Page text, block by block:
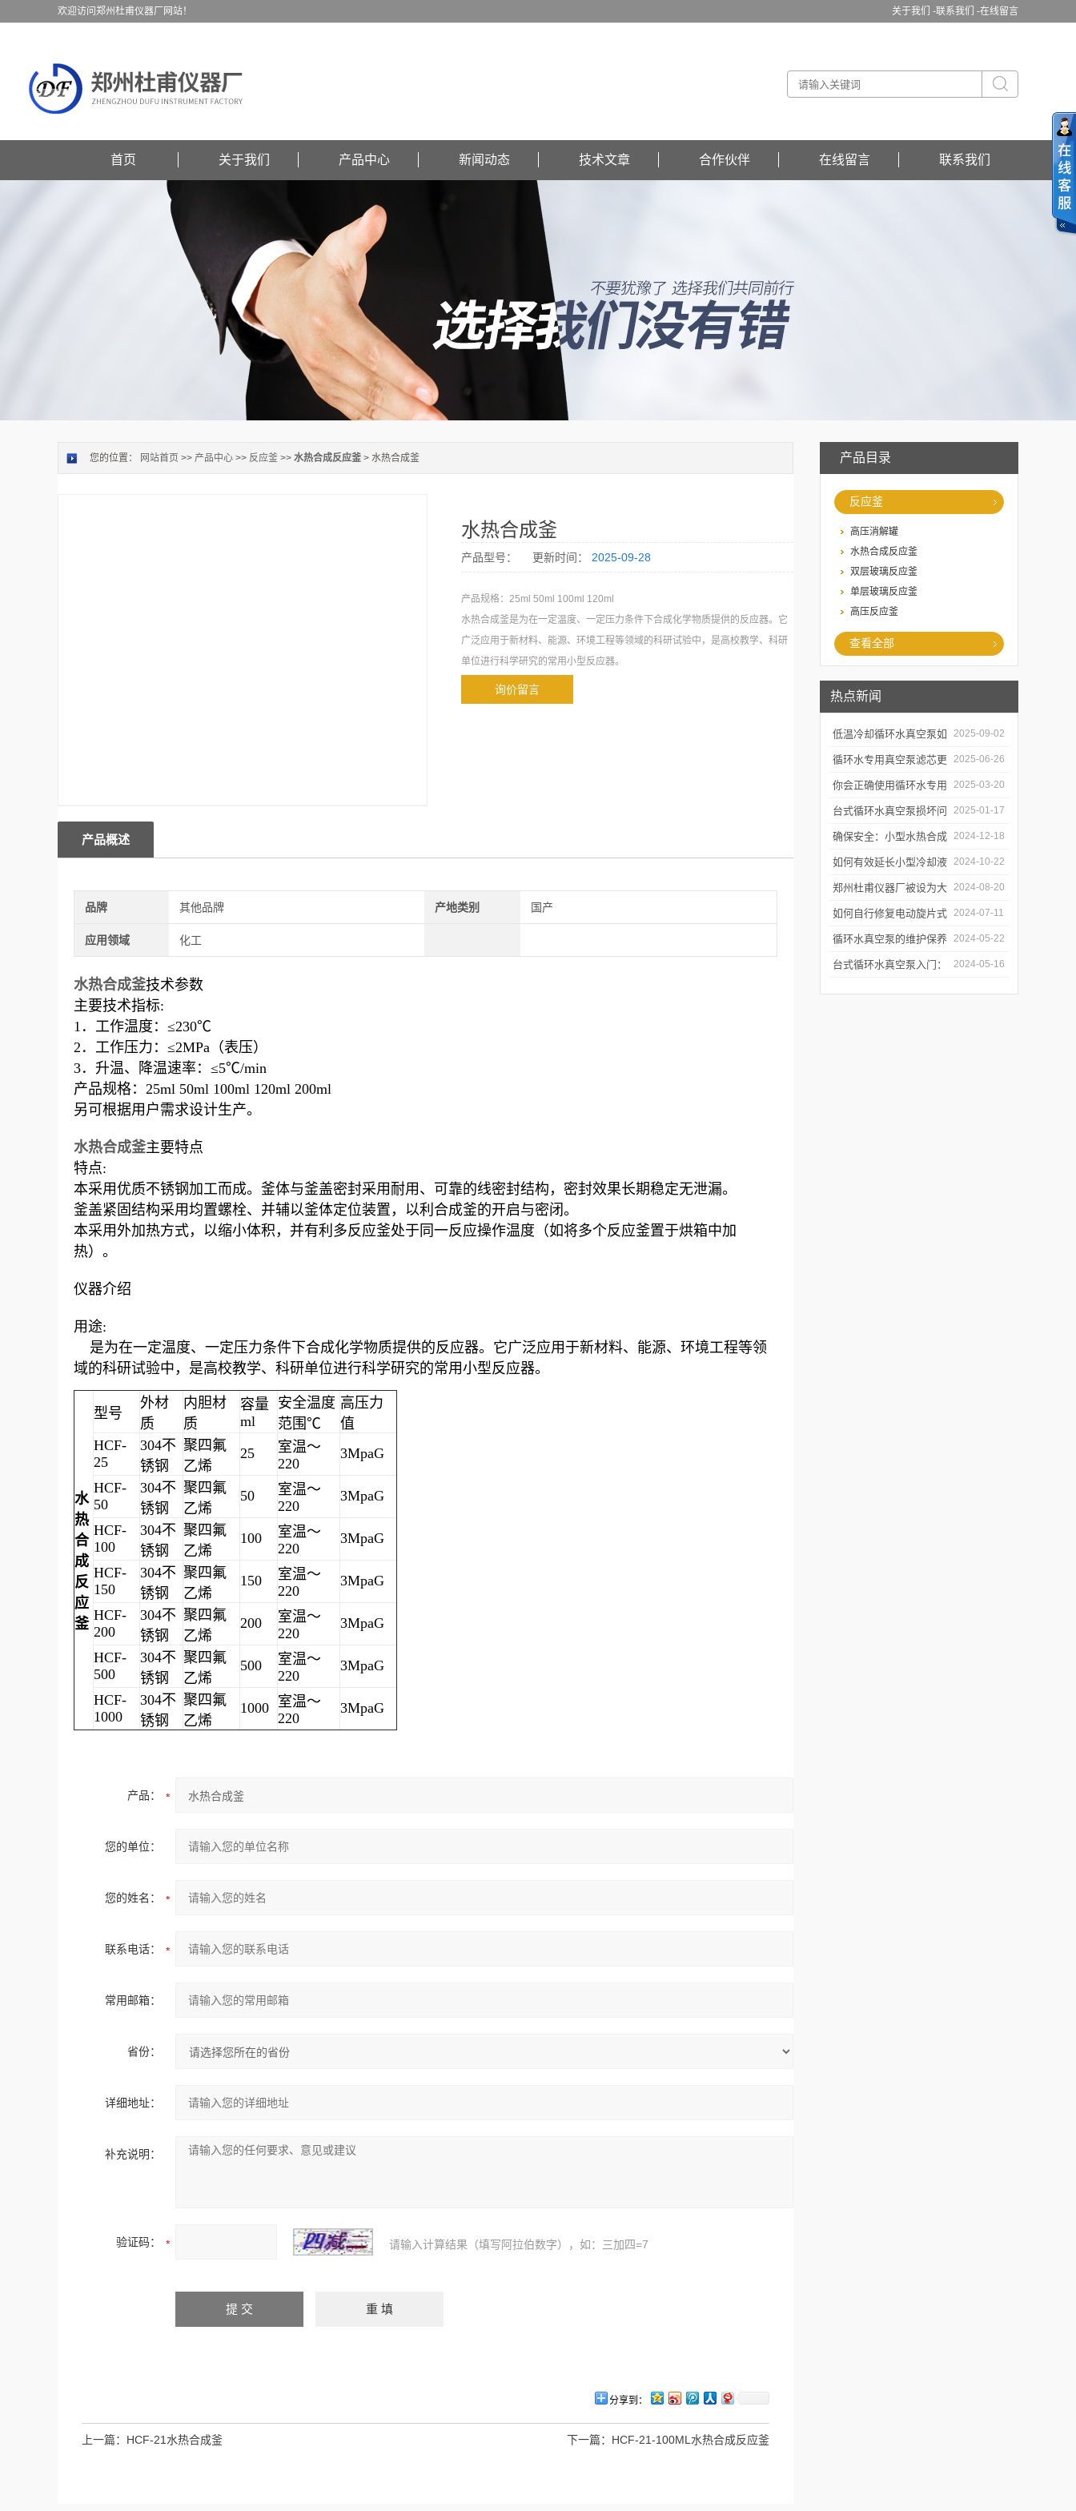
关于我们 -联系我们 -在线留言
欢迎访问郑州杜甫仪器厂网站！
首页 关于我们 产品中心 新闻动态 技术文章 合作伙伴 在线留言 联系我们
产品目录
反应釜
高压消解罐
水热合成反应釜
双层玻璃反应釜
单层玻璃反应釜
高压反应釜
查看全部
热点新闻
低温冷却循环水真空泵如
何提升制冷与真空效率？
2025-09-02
循环水专用真空泵滤芯更
换周期：基于水质污染度
的判断方法
2025-06-26
你会正确使用循环水专用
真空泵吗？
2025-03-20
台式循环水真空泵损坏问
题诊断与预防措施
2025-01-17
确保安全：小型水热合成
反应釜的操作与维护建议
2024-12-18
如何有效延长小型冷却液
水循环泵的使用寿命？
2024-10-22
郑州杜甫仪器厂被设为大
学生实习就业基地
2024-08-20
如何自行修复电动旋片式
真空泵无法启动的问题
2024-07-11
循环水真空泵的维护保养
与故障排除指南
2024-05-22
台式循环水真空泵入门： 2024-05-16
您的位置： 网站首页 >> 产品中心 >> 反应釜 >> 水热合成反应釜 > 水热合成釜
水热合成釜
产品型号： 更新时间： 2025-09-28
产品规格：25ml 50ml 100ml 120ml
水热合成釜是为在一定温度、一定压力条件下合成化学物质提供的反应器。它
广泛应用于新材料、能源、环境工程等领域的科研试验中，是高校教学、科研
单位进行科学研究的常用小型反应器。
询价留言
产品概述
品牌 其他品牌 产地类别 国产
应用领域 化工
水热合成釜技术参数
主要技术指标:
1．工作温度：≤230℃
2．工作压力：≤2MPa（表压）
3．升温、降温速率：≤5℃/min
产品规格：25ml 50ml 100ml 120ml 200ml
另可根据用户需求设计生产。
水热合成釜主要特点
特点:
本采用优质不锈钢加工而成。釜体与釜盖密封采用耐用、可靠的线密封结构，密封效果长期稳定无泄漏。
釜盖紧固结构采用均置螺栓、并辅以釜体定位装置，以利合成釜的开启与密闭。
本采用外加热方式，以缩小体积，并有利多反应釜处于同一反应操作温度（如将多个反应釜置于烘箱中加
热）。
仪器介绍
用途:
是为在一定温度、一定压力条件下合成化学物质提供的反应器。它广泛应用于新材料、能源、环境工程等领
域的科研试验中，是高校教学、科研单位进行科学研究的常用小型反应器。
水
热
合
成
反
应
釜
型号
外材
质
内胆材
质
容量
ml
安全温度
范围℃
高压力
值
HCF-
25
304不
锈钢
聚四氟
乙烯
25
室温～
220
3MpaG
HCF-
50
304不
锈钢
聚四氟
乙烯
50
室温～
220
3MpaG
HCF-
100
304不
锈钢
聚四氟
乙烯
100
室温～
220
3MpaG
HCF-
150
304不
锈钢
聚四氟
乙烯
150
室温～
220
3MpaG
HCF-
200
304不
锈钢
聚四氟
乙烯
200
室温～
220
3MpaG
HCF-
500
304不
锈钢
聚四氟
乙烯
500
室温～
220
3MpaG
HCF-
1000
304不
锈钢
聚四氟
乙烯
1000 室温～
220
3MpaG
产品：
您的单位：
您的姓名：
联系电话：
常用邮箱：
省份：
详细地址：
补充说明：
验证码： 请输入计算结果（填写阿拉伯数字），如：三加四=7
分享到：
上一篇： HCF-21水热合成釜 下一篇： HCF-21-100ML水热合成反应釜